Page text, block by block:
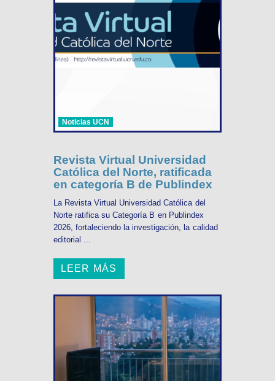
Noticias UCN
Revista Virtual Universidad
Católica del Norte, ratificada
en categoría B de Publindex
La Revista Virtual Universidad Católica del
Norte ratifica su Categoría B en Publindex
2026, fortaleciendo la investigación, la calidad
editorial ...
LEER MÁS